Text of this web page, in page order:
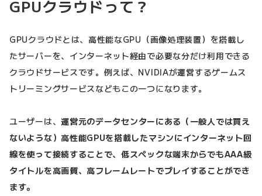
GPUクラウドって？
GPUクラウドとは、高性能なGPU（画像処理装置）を搭載し
たサーバーを、インターネット経由で必要な分だけ利用できる
クラウドサービスです。例えば、NVIDIAが運営するゲームス
トリーミングサービスなどもこの一つになります。
ユーザーは、運営元のデータセンターにある（一般人では買え
ないような）高性能GPUを搭載したマシンにインターネット回
線を使って接続することで、低スペックな端末からでもAAA級
タイトルを高画質、高フレームレートでプレイすることができ
ます。